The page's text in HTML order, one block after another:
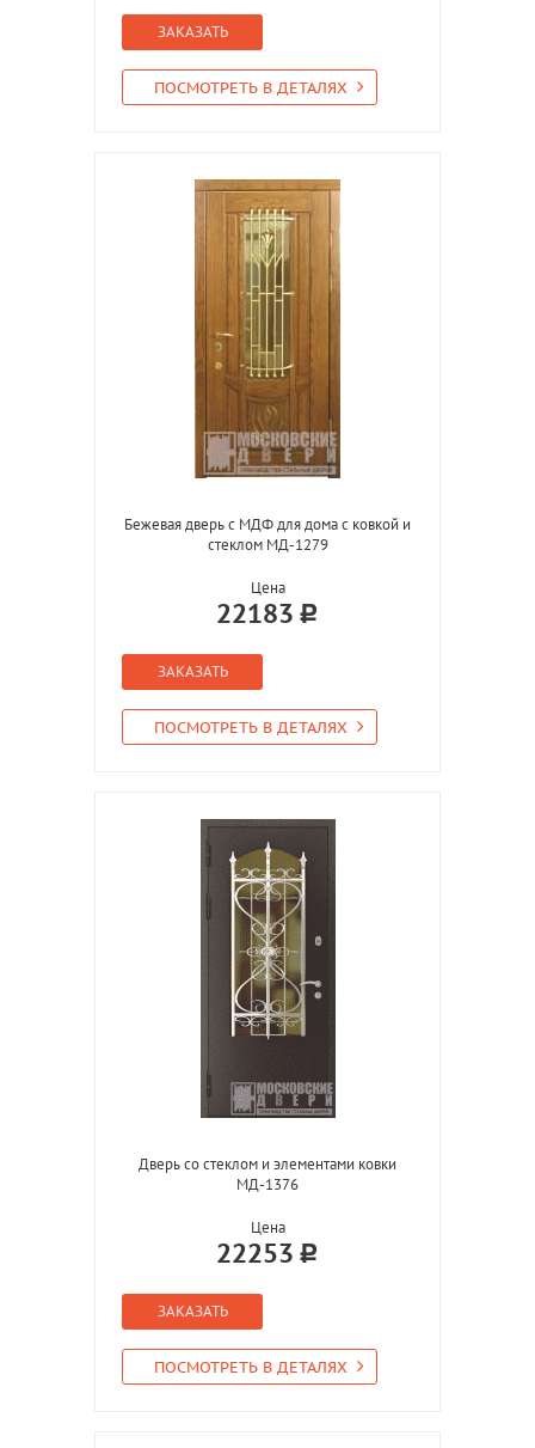
ЗАКАЗАТЬ
ПОСМОТРЕТЬ В ДЕТАЛЯХ
Бежевая дверь с МДФ для дома с ковкой и
стеклом МД-1279
Цена
22183
ЗАКАЗАТЬ
ПОСМОТРЕТЬ В ДЕТАЛЯХ
Дверь со стеклом и элементами ковки
МД-1376
Цена
22253
ЗАКАЗАТЬ
ПОСМОТРЕТЬ В ДЕТАЛЯХ